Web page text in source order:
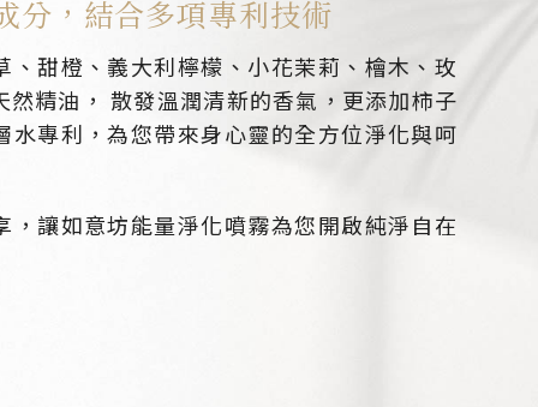
分， 結合多項專利技術
、甜橙、義大利檸檬、小花茉莉、檜木、玫
然精油， 散發溫潤清新的香氣，更添加柿子
水專利，為您帶來身心靈的全方位淨化與呵
，讓如意坊能量淨化噴霧為您開啟純淨自在